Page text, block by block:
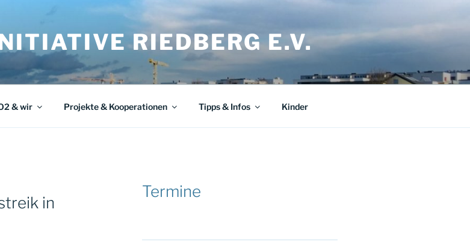
RIEDBERG E.V.
& wir Projekte & Kooperationen Tipps & Infos Kinder
in
Termine